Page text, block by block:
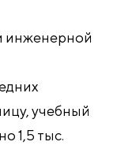
инженерной
учебный
1,5 тыс.